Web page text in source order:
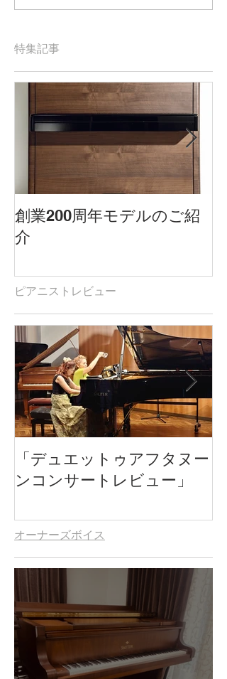
ーンコンサートレビュ
特集記事
創業200周年モデルのご紹
介
ピアニストレビュー
「デュエットゥアフタヌー
ンコンサートレビュー」
オーナーズボイス